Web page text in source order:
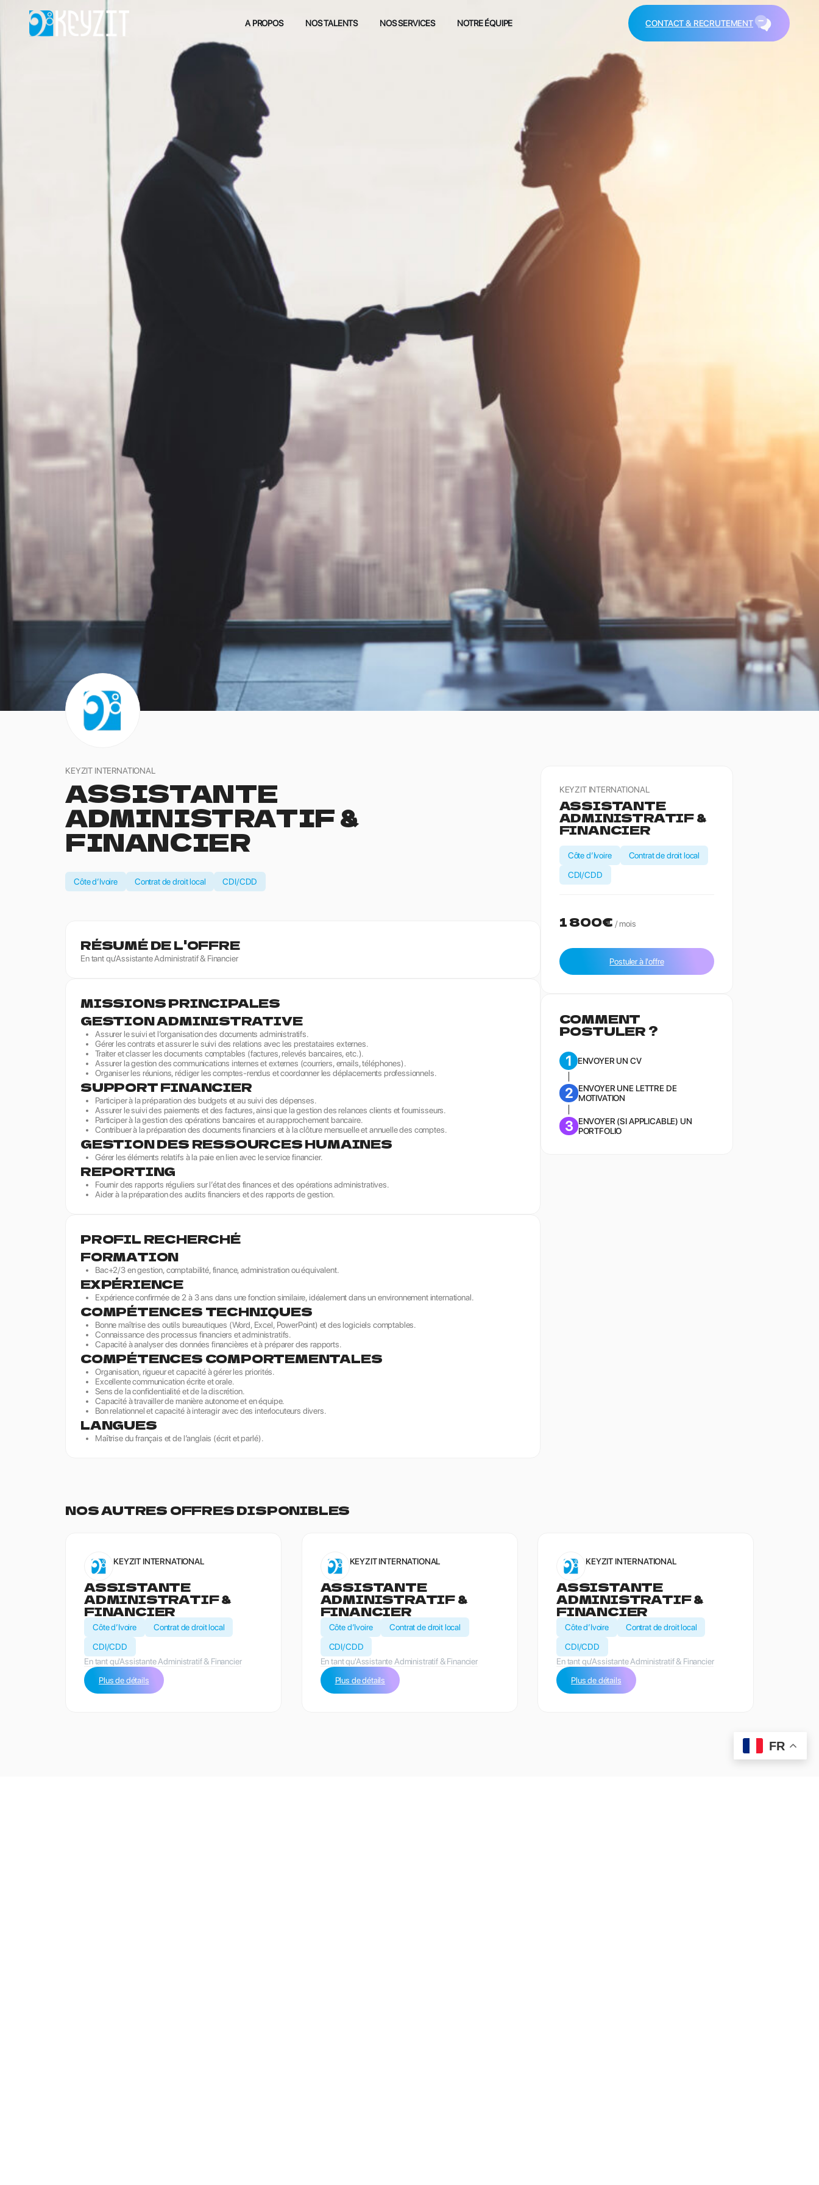
A PROPOS NOS TALENTS NOS SERVICES NOTRE ÉQUIPE CONTACT & RECRUTEMENT
KEYZIT INTERNATIONAL
ASSISTANTE
ADMINISTRATIF &
FINANCIER
Côte d’Ivoire Contrat de droit local CDI/CDD
RÉSUMÉ DE L'OFFRE
En tant qu'Assistante Administratif & Financier
MISSIONS PRINCIPALES
GESTION ADMINISTRATIVE
Assurer le suivi et l’organisation des documents administratifs.
Gérer les contrats et assurer le suivi des relations avec les prestataires externes.
Traiter et classer les documents comptables (factures, relevés bancaires, etc.).
Assurer la gestion des communications internes et externes (courriers, emails, téléphones).
Organiser les réunions, rédiger les comptes-rendus et coordonner les déplacements professionnels.
SUPPORT FINANCIER
Participer à la préparation des budgets et au suivi des dépenses.
Assurer le suivi des paiements et des factures, ainsi que la gestion des relances clients et fournisseurs.
Participer à la gestion des opérations bancaires et au rapprochement bancaire.
Contribuer à la préparation des documents financiers et à la clôture mensuelle et annuelle des comptes.
GESTION DES RESSOURCES HUMAINES
Gérer les éléments relatifs à la paie en lien avec le service financier.
REPORTING
Fournir des rapports réguliers sur l’état des finances et des opérations administratives.
Aider à la préparation des audits financiers et des rapports de gestion.
PROFIL RECHERCHÉ
FORMATION
Bac+2/3 en gestion, comptabilité, finance, administration ou équivalent.
EXPÉRIENCE
Expérience confirmée de 2 à 3 ans dans une fonction similaire, idéalement dans un environnement international.
COMPÉTENCES TECHNIQUES
Bonne maîtrise des outils bureautiques (Word, Excel, PowerPoint) et des logiciels comptables.
Connaissance des processus financiers et administratifs.
Capacité à analyser des données financières et à préparer des rapports.
COMPÉTENCES COMPORTEMENTALES
Organisation, rigueur et capacité à gérer les priorités.
Excellente communication écrite et orale.
Sens de la confidentialité et de la discrétion.
Capacité à travailler de manière autonome et en équipe.
Bon relationnel et capacité à interagir avec des interlocuteurs divers.
LANGUES
Maîtrise du français et de l’anglais (écrit et parlé).
KEYZIT INTERNATIONAL
ASSISTANTE
ADMINISTRATIF &
FINANCIER
Côte d’Ivoire
Contrat de droit local
CDI/CDD
1 800€ / mois
Postuler à l'offre
COMMENT
POSTULER ?
1 ENVOYER UN CV
2 ENVOYER UNE LETTRE DE
MOTIVATION
3 ENVOYER (SI APPLICABLE) UN
PORTFOLIO
NOS AUTRES OFFRES DISPONIBLES
KEYZIT INTERNATIONAL
ASSISTANTE
ADMINISTRATIF &
FINANCIER
Côte d’Ivoire
Contrat de droit local
CDI/CDD
En tant qu'Assistante Administratif & Financier
Plus de détails
KEYZIT INTERNATIONAL
ASSISTANTE
ADMINISTRATIF &
FINANCIER
Côte d’Ivoire
Contrat de droit local
CDI/CDD
En tant qu'Assistante Administratif & Financier
Plus de détails
KEYZIT INTERNATIONAL
ASSISTANTE
ADMINISTRATIF &
FINANCIER
Côte d’Ivoire
Contrat de droit local
CDI/CDD
En tant qu'Assistante Administratif & Financier
Plus de détails
FR